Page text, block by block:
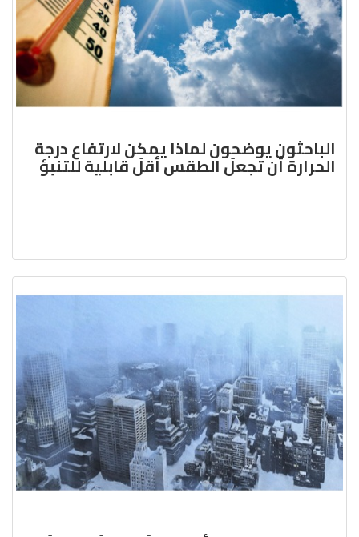
الباحثون يوضحون لماذا يمكن لارتفاع درجة
الحرارة أن تجعلَ الطقسَ أقلَ قابلية للتنبؤ